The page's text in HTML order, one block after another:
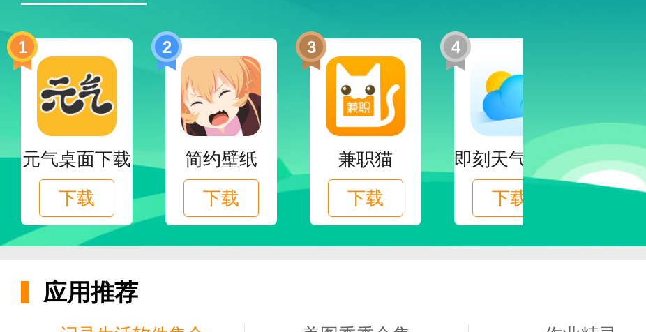
会员分为两年会员和终身会员两种选择，可享受平台所有特权服务。
更新日志
1
元气桌面下载
下载
2
简约壁纸
下载
3
兼职猫
下载
4
即刻天气App官网版
下载
应用推荐